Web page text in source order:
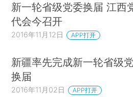
新一轮省级党委换届 江西
代会今召开
2016年11月12日 APP打开
新疆率先完成新一轮省级
换届
2016年11月02日 APP打开